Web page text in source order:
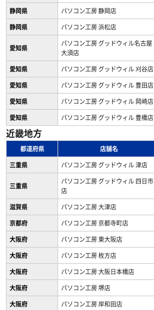
静岡県 パソコン工房 静岡店
静岡県
パソコン工房 浜松店
愛知県
パソコン工房 グッドウィル名古屋
大須店
愛知県 パソコン工房 グッドウィル 刈谷店
愛知県
パソコン工房 グッドウィル 豊田店
愛知県
パソコン工房 グッドウィル 岡崎店
愛知県
パソコン工房 グッドウィル 豊橋店
近畿地方
都道府県 店舗名
三重県
パソコン工房 グッドウィル 津店
三重県
パソコン工房 グッドウィル 四日市
店
滋賀県 パソコン工房 大津店
京都府
パソコン工房 京都寺町店
大阪府
パソコン工房 東大阪店
大阪府
パソコン工房 枚方店
大阪府
パソコン工房 大阪日本橋店
大阪府
パソコン工房 堺店
大阪府
パソコン工房 岸和田店